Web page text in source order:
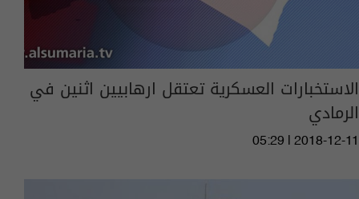
الاستخبارات العسكرية تعتقل ارهابيين اثنين في
الرمادي
05:29 | 2018-12-11